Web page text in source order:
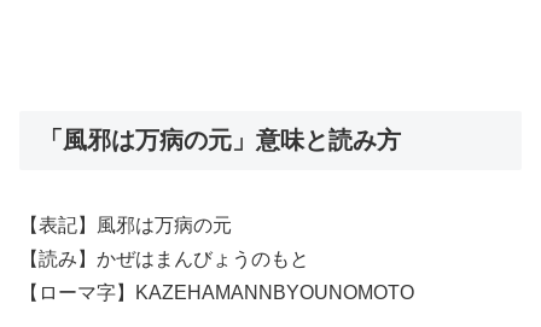
「風邪は万病の元」意味と読み方
【表記】風邪は万病の元
【読み】かぜはまんびょうのもと
【ローマ字】KAZEHAMANNBYOUNOMOTO